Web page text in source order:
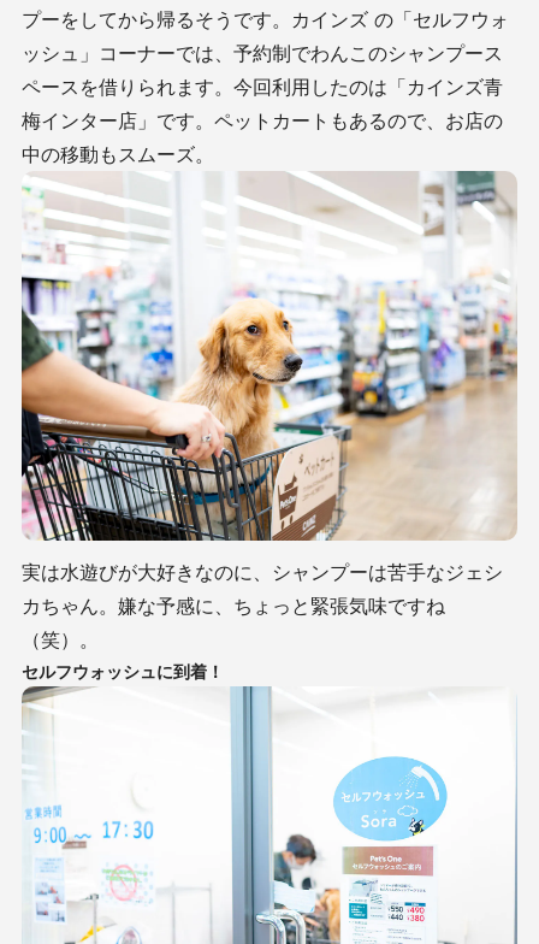
プーをしてから帰るそうです。カインズ の「セルフウォ
ッシュ」コーナーでは、予約制でわんこのシャンプース
ペースを借りられます。今回利用したのは「カインズ青
梅インター店」です。ペットカートもあるので、お店の
中の移動もスムーズ。
実は水遊びが大好きなのに、シャンプーは苦手なジェシ
カちゃん。嫌な予感に、ちょっと緊張気味ですね
（笑）。
セルフウォッシュに到着！